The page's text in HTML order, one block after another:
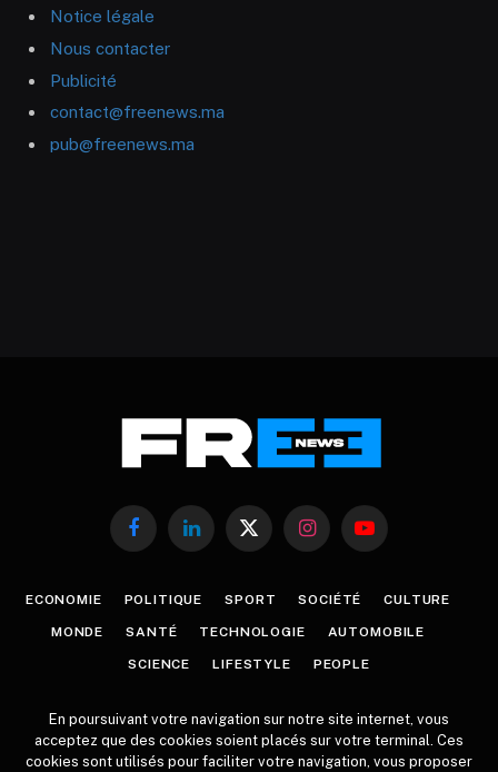
Notice légale
Nous contacter
Publicité
contact@freenews.ma
pub@freenews.ma
FacebookLinkedInX
InstagramYouTube
ECONOMIE POLITIQUE SPORT SOCIÉTÉ CULTURE
MONDE SANTÉ TECHNOLOGIE AUTOMOBILE
SCIENCE LIFESTYLE PEOPLE
En poursuivant votre navigation sur notre site internet, vous
acceptez que des cookies soient placés sur votre terminal. Ces
cookies sont utilisés pour faciliter votre navigation, vous proposer